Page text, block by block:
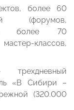
более 60
(форумов,
более 70
классов,
«В Сибири –
(320.000